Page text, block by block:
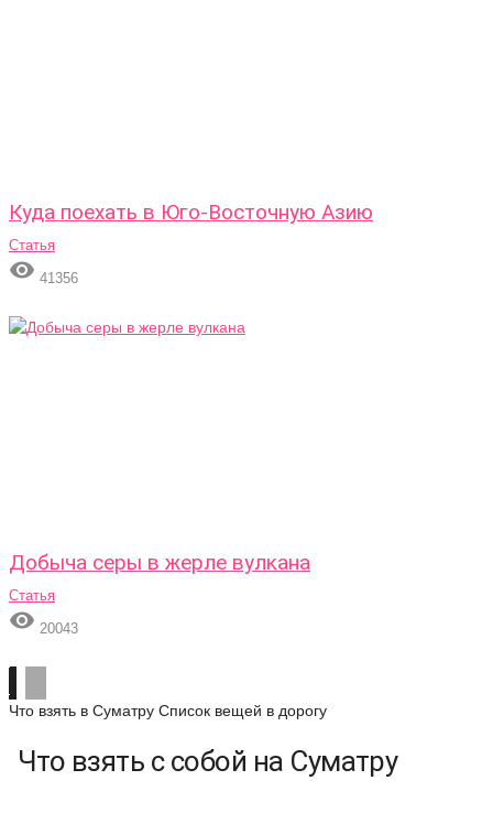
Куда поехать в Юго-Восточную Азию
Статья
 41356
Добыча серы в жерле вулкана
Статья
 20043
Что взять в Суматру Список вещей в дорогу
Что взять с собой на Суматру